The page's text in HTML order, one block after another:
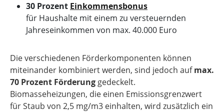
30 Prozent Einkommensbonus
für Haushalte mit einem zu versteuernden
Jahreseinkommen von max. 40.000 Euro
Die verschiedenen Förderkomponenten können
miteinander kombiniert werden, sind jedoch aufmax.
70 Prozent Förderung gedeckelt.
Biomasseheizungen, die einen Emissionsgrenzwert
für Staub von 2,5 mg/m3 einhalten, wird zusätzlich ein